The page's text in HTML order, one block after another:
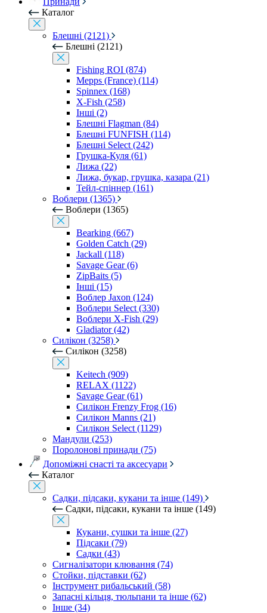
Каталог
Блешні (2121)
Блешні (2121)
Fishing ROI (874)
Mepps (France) (114)
Spinnex (168)
X-Fish (258)
Інші (2)
Блешні Flagman (84)
Блешні FUNFISH (114)
Блешні Select (242)
Грушка-Куля (61)
Лижа (22)
Лижа, букар, грушка, казара (21)
Тейл-спіннер (161)
Воблери (1365)
Воблери (1365)
Bearking (667)
Golden Catch (29)
Jackall (118)
Savage Gear (6)
ZipBaits (5)
Інші (15)
Воблер Jaxon (124)
Воблери Select (330)
Воблери X-Fish (29)
Gladiator (42)
Силікон (3258)
Силікон (3258)
Keitech (909)
RELAX (1122)
Savage Gear (61)
Силікон Frenzy Frog (16)
Силікон Manns (21)
Силікон Select (1129)
Мандули (253)
Поролонові принади (75)
Допоміжні снасті та аксесуари
Каталог
Садки, підсаки, кукани та інше (149)
Садки, підсаки, кукани та інше (149)
Кукани, сушки та інше (27)
Підсаки (79)
Садки (43)
Сигналізатори клювання (74)
Стойки, підставки (62)
Інструмент рибальський (58)
Запасні кільця, тюльпани та інше (62)
Інше (34)